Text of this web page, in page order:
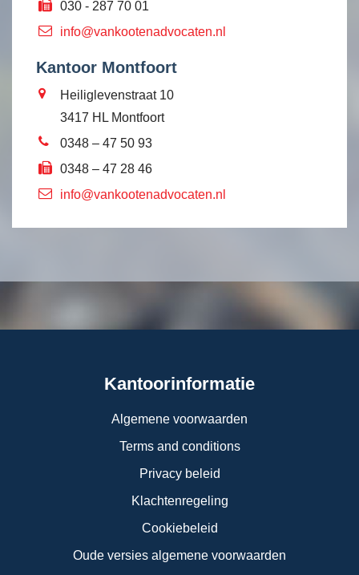
030 - 287 70 01
info@vankootenadvocaten.nl
Kantoor Montfoort
Heiliglevenstraat 10
3417 HL Montfoort
0348 – 47 50 93
0348 – 47 28 46
info@vankootenadvocaten.nl
Kantoorinformatie
Algemene voorwaarden
Terms and conditions
Privacy beleid
Klachtenregeling
Cookiebeleid
Oude versies algemene voorwaarden